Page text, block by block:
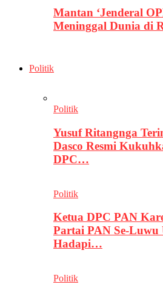
Mantan ‘Jenderal
Meninggal Dunia di
Politik
Politik
Yusuf Ritangnga
Dasco Resmi
DPC…
Politik
Ketua DPC PAN
Partai PAN Se-Luwu
Hadapi…
Politik